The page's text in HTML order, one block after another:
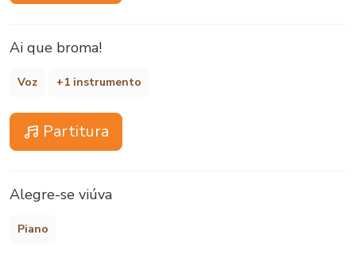
Ai que broma!
Voz +1 instrumento
Partitura
Alegre-se viúva
Piano